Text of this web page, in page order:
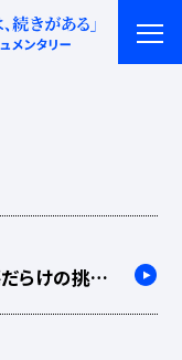
らけの挑戦